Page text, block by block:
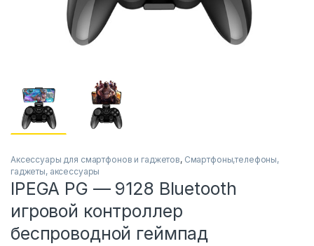
Аксессуары для смартфонов и гаджетов, Смартфоны,телефоны,
гаджеты, аксессуары
IPEGA PG — 9128 Bluetooth
игровой контроллер
беспроводной геймпад